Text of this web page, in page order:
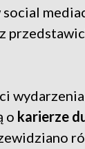
o karierze